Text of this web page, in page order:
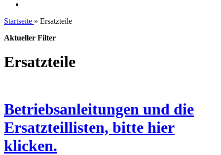
Startseite » Ersatzteile
Aktueller Filter
Ersatzteile
Betriebsanleitungen und die
Ersatzteillisten, bitte hier
klicken.